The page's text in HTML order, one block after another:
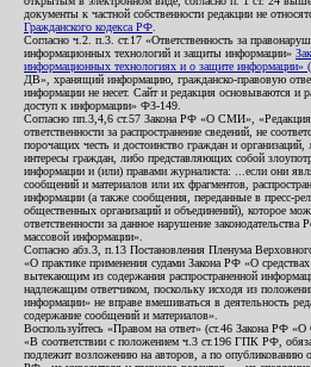
документы к частной собственности редакции не
Гражданского кодекса РФ
Согласно ч.2. п.3. ст.17 «Ответственность за
информационных технологий и защиты информации»
информационных технологиях и о защите информации»
ДВ», хранящий информацию, гражданско-правовую
информации не несет. Сайт и редакция основываются и
доступ к информации» ФЗ-149.
Согласно пп.3,4,6 ст.57 Закона РФ «О СМИ»,
ответственности за распространение сведений, не
порочащих честь и достоинство граждан и
интересы граждан, либо представляющих собой
информации и (или) правами журналиста: ...если они
сообщений и материалов или их фрагментов,
информации (а также сообщения, переданные в пресс-
общественных организаций и объединений), которое
ответственности за данное нарушение законодательства
массовой информации».
Согласно абз.3, п.13 Постановления Пленума
«О практике применения судами Закона РФ «О
вытекающим из содержания распространенной
надлежащим ответчиком, поскольку исходя из
информации» не вправе вмешиваться в деятельность
содержание сообщений и материалов».
Воспользуйтесь «Правом на ответ» (ст.46 Закона РФ
«В соответствии с положением ч.3 ст.196 ГПК РФ,
подлежит возложению на авторов, а по опубликованию